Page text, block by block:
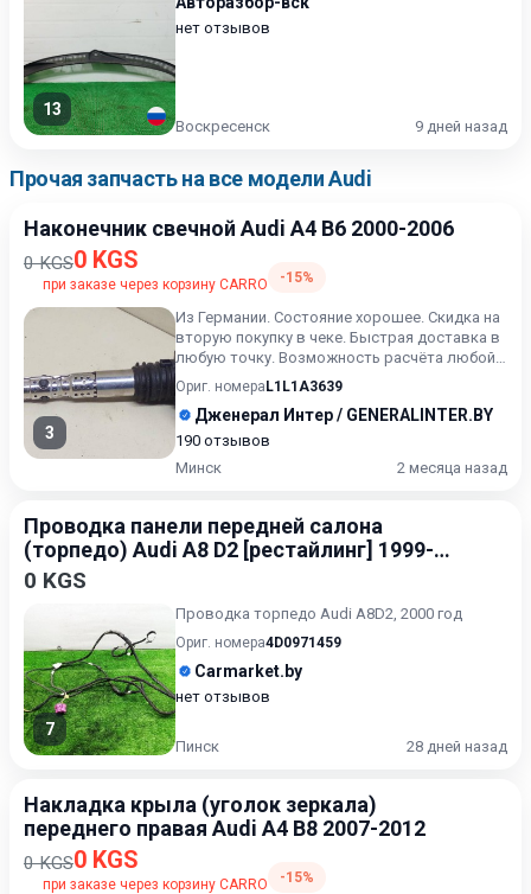
13
нет отзывов
Воскресенск 9 дней назад
Прочая запчасть на все модели Audi
Наконечник свечной Audi A4 B6 2000-2006
0 KGS0 KGS
при заказе через корзину CARRO -15%
3
Из Германии. Состояние хорошее. Скидка на
вторую покупку в чеке. Быстрая доставка в
любую точку. Возможность расчёта любой
карточкой. Рассро...
Ориг. номера L1L1A3639
Дженерал Интер / GENERALINTER.BY
190 отзывов
Минск
2 месяца назад
Проводка панели передней салона
(торпедо) Audi A8 D2 [рестайлинг] 1999-
2002
0 KGS
7
Проводка торпедо Audi A8D2, 2000 год
Ориг. номера4D0971459
Carmarket.by
нет отзывов
Пинск 28 дней назад
Накладка крыла (уголок зеркала)
переднего правая Audi A4 B8 2007-2012
0 KGS0 KGS
при заказе через корзину CARRO -15%